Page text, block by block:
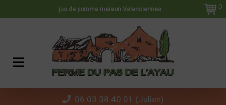
jus de pomme maison Valenciennes 0
06 03 38 40 01 (Julien)
Panneau de gestion des cookies